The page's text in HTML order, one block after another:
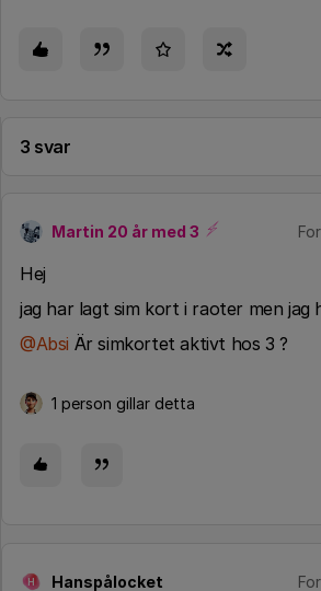
3 svar
Martin 20 år med 3
Hej
jag har lagt sim kort i raoter men jag
@Absi Är simkortet aktivt hos 3 ?
1 person gillar detta
H Hanspålocket